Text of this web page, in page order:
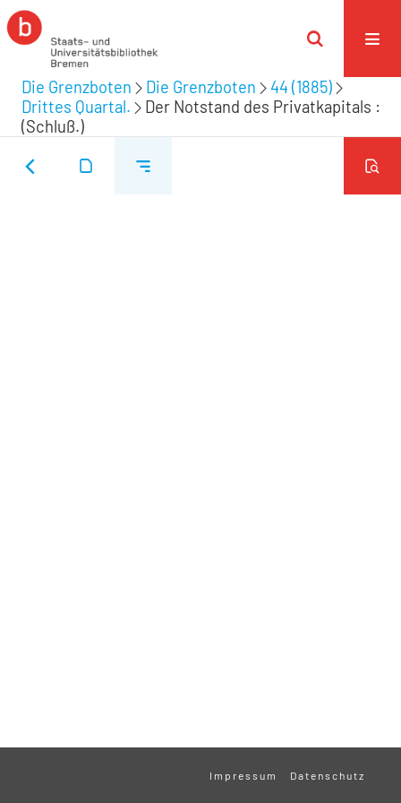
Die Grenzboten Die Grenzboten
44 (1885)
Drittes Quartal.
Der Notstand des Privatkapitals :
(Schluß.)
Impressum Datenschutz